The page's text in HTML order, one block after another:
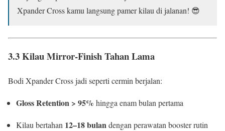
Xpander Cross kamu langsung pamer kilau di jalanan! 😎
3.3 Kilau Mirror-Finish Tahan Lama
Bodi Xpander Cross jadi seperti cermin berjalan:
Gloss Retention > 95% hingga enam bulan pertama
Kilau bertahan 12–18 bulandengan perawatan booster rutin